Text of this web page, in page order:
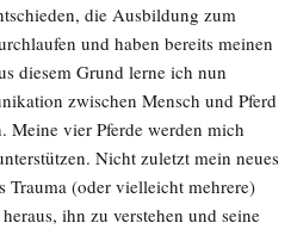
die Ausbildung zum
und haben bereits meinen
diesem Grund lerne ich nun
zwischen Mensch und Pferd
vier Pferde werden mich
Nicht zuletzt mein neues
Trauma (oder vielleicht mehrere)
ihn zu verstehen und seine